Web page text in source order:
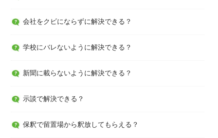
会社をクビにならずに解決できる？
学校にバレないように解決できる？
新聞に載らないように解決できる？
示談で解決できる？
保釈で留置場から釈放してもらえる？